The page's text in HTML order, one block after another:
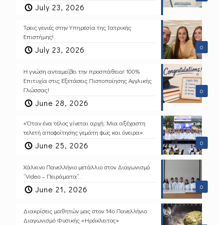
July 23, 2026
0
Τρεις γενιές στην Υπηρεσία της Ιατρικής
Επιστήμης!
July 23, 2026
0
Η γνώση ανταμείβει την προσπάθεια! 100%
Επιτυχία στις Εξετάσεις Πιστοποίησης Αγγλικής
Γλώσσας!
June 28, 2026
0
«Όταν ένα τέλος γίνεται αρχή: Μια αξέχαστη
τελετή αποφοίτησης γεμάτη φως και όνειρα».
June 25, 2026
0
Χάλκινο Πανελλήνιο μετάλλιο στον Διαγωνισμό
“Video – Πειράματα”.
June 21, 2026
Διακρίσεις μαθητών μας στον 14ο Πανελλήνιο
Διαγωνισμό Φυσικής «Ηράκλειτος»